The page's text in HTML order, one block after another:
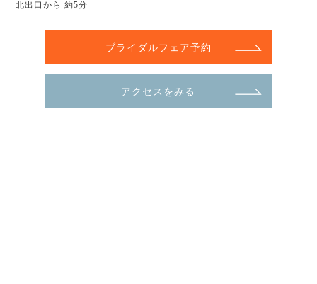
北出口から 約5分
ブライダルフェア予約
アクセスをみる